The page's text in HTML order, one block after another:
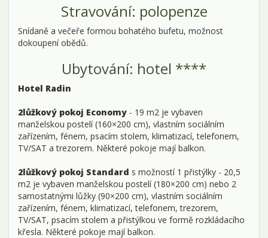
Stravování: polopenze
Snídaně a večeře formou bohatého bufetu, možnost
dokoupení obědů.
Ubytování: hotel ****
Hotel Radin
2lůžkový pokoj Economy - 19 m2 je vybaven
manželskou postelí (160×200 cm), vlastním sociálním
zařízením, fénem, psacím stolem, klimatizací, telefonem,
TV/SAT a trezorem. Některé pokoje mají balkon.
2lůžkový pokoj Standard s možností 1 přistýlky - 20,5
m2 je vybaven manželskou postelí (180×200 cm) nebo 2
samostatnými lůžky (90×200 cm), vlastním sociálním
zařízením, fénem, klimatizací, telefonem, trezorem,
TV/SAT, psacím stolem a přistýlkou ve formě rozkládacího
křesla. Některé pokoje mají balkon.